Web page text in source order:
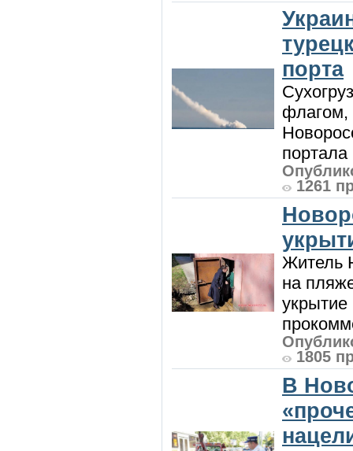
порта
флагом,
1261
Житель
на
1805
В